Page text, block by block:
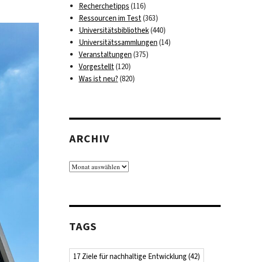
Recherchetipps (116)
Ressourcen im Test(363)
Universitätsbibliothek(440)
Universitätssammlungen (14)
Veranstaltungen (375)
Vorgestellt(120)
Was ist neu? (820)
ARCHIV
Archiv
TAGS
17 Ziele für nachhaltige Entwicklung (42)